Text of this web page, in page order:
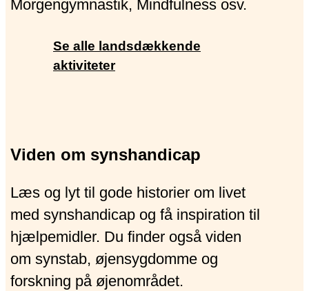
Morgengymnastik, Mindfulness osv.
Se alle landsdækkende
aktiviteter
Viden om synshandicap
Læs og lyt til gode historier om livet
med synshandicap og få inspiration til
hjælpemidler. Du finder også viden
om synstab, øjensygdomme og
forskning på øjenområdet.